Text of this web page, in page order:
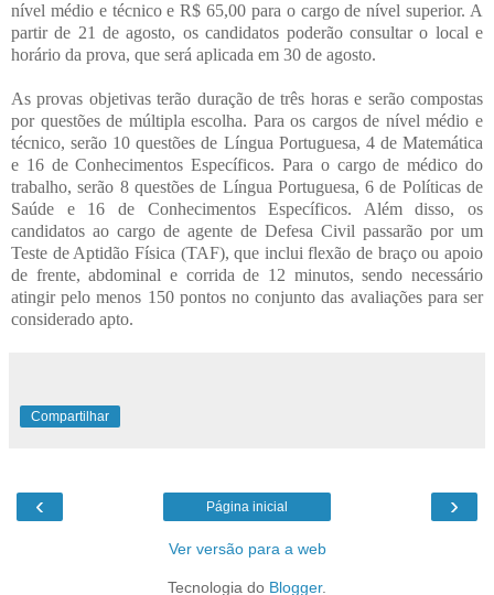
nível médio e técnico e R$ 65,00 para o cargo de nível superior. A
partir de 21 de agosto, os candidatos poderão consultar o local e
horário da prova, que será aplicada em 30 de agosto.
As provas objetivas terão duração de três horas e serão compostas
por questões de múltipla escolha. Para os cargos de nível médio e
técnico, serão 10 questões de Língua Portuguesa, 4 de Matemática
e 16 de Conhecimentos Específicos. Para o cargo de médico do
trabalho, serão 8 questões de Língua Portuguesa, 6 de Políticas de
Saúde e 16 de Conhecimentos Específicos. Além disso, os
candidatos ao cargo de agente de Defesa Civil passarão por um
Teste de Aptidão Física (TAF), que inclui flexão de braço ou apoio
de frente, abdominal e corrida de 12 minutos, sendo necessário
atingir pelo menos 150 pontos no conjunto das avaliações para ser
considerado apto.
Compartilhar
‹ ›
Página inicial
Ver versão para a web
Tecnologia do Blogger.